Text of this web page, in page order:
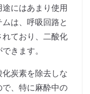
にはあまり使用
は、呼吸回路と
ており、二酸化
きます。
炭素を除去しな
、特に麻酔中の